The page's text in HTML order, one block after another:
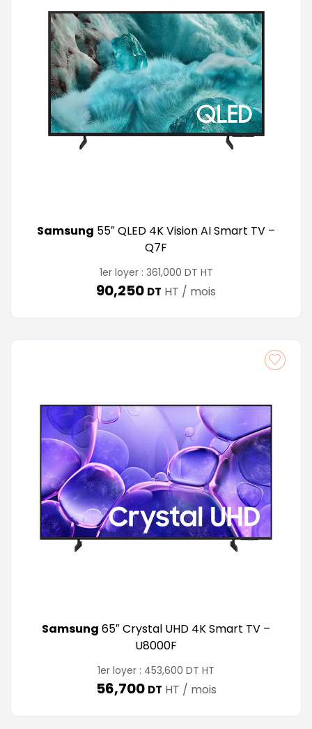
Samsung 55″ QLED 4K Vision AI Smart TV –
Q7F
1er loyer : 361,000 DT HT
90,250 DT HT / mois
Samsung 65″ Crystal UHD 4K Smart TV –
U8000F
1er loyer : 453,600 DT HT
56,700 DT HT / mois